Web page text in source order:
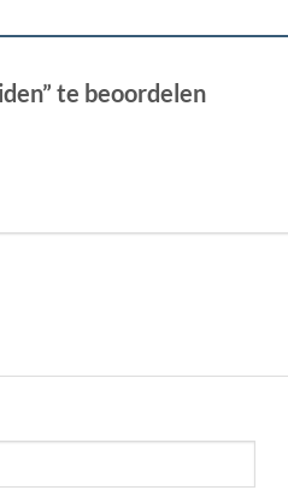
te beoordelen